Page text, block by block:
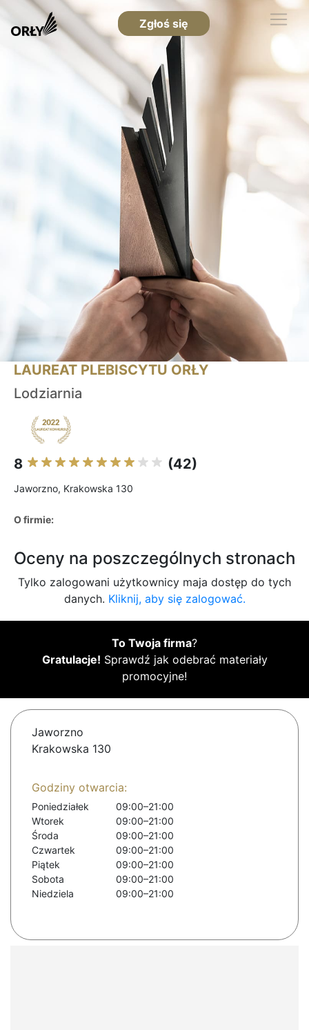
Zgłoś się
LAUREAT PLEBISCYTU ORŁY
Lodziarnia
8 (42)
Jaworzno, Krakowska 130
O firmie:
Oceny na poszczególnych stronach
Tylko zalogowani użytkownicy maja dostęp do tych
danych. Kliknij, aby się zalogować.
To Twoja firma?
Gratulacje! Sprawdź jak odebrać materiały
promocyjne!
Jaworzno
Krakowska 130
Godziny otwarcia:
Poniedziałek
09:00–21:00
Wtorek
09:00–21:00
Środa
09:00–21:00
Czwartek
09:00–21:00
Piątek
09:00–21:00
Sobota
09:00–21:00
Niedziela
09:00–21:00